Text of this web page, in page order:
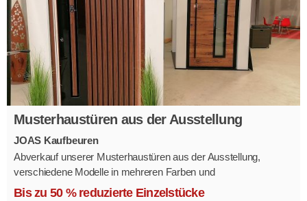
Musterhaustüren aus der Ausstellung
JOAS Kaufbeuren
Abverkauf unserer Musterhaustüren aus der Ausstellung,
verschiedene Modelle in mehreren Farben und
Ausstattungsvarianten.
Bis zu 50 % reduzierte Einzelstücke